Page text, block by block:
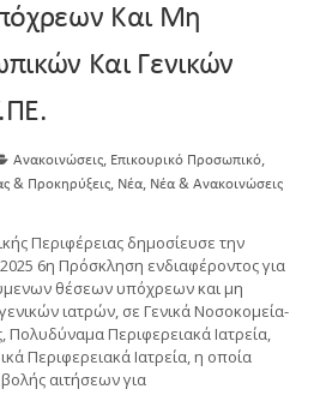
Και Μη
Και Γενικών
Ανακοινώσεις Επικουρικό Προσωπικό
& Προκηρύξεις Νέα Νέα & Ανακοινώσεις
Περιφέρειας δημοσίευσε την
6η Πρόσκληση ενδιαφέροντος για
θέσεων υπόχρεων και μη
ιατρών, σε Γενικά Νοσοκομεία-
Πολυδύναμα Περιφερειακά Ιατρεία,
Περιφερειακά Ιατρεία, η οποία
αιτήσεων για